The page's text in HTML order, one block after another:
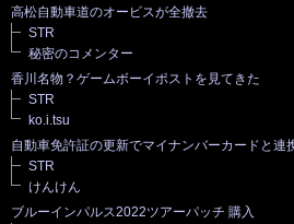
高松自動車道のオービスが全撤去
STR
秘密のコメンター
香川名物？ゲームボーイポストを見てきた
STR
ko.i.tsu
自動車免許証の更新でマイナンバーカードと連
STR
けんけん
ブルーインパルス2022ツアーパッチ 購入